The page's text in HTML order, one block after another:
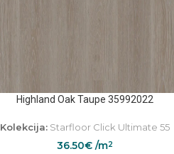
Highland Oak Taupe 35992022
Kolekcija: Starfloor Click Ultimate 55
36.50€ /m2